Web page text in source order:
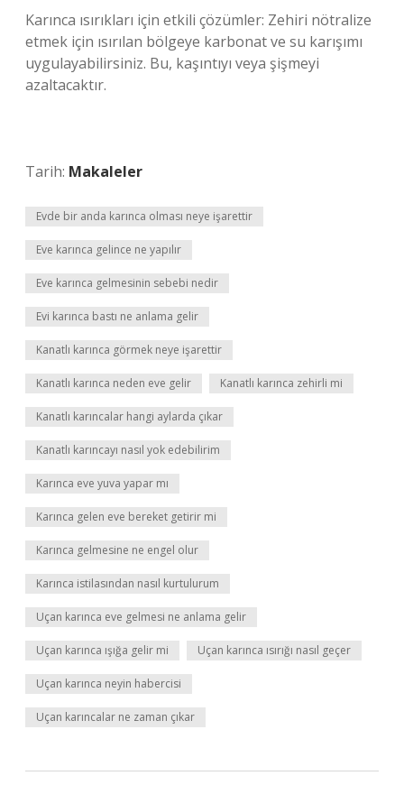
Karınca ısırıkları için etkili çözümler: Zehiri nötralize
etmek için ısırılan bölgeye karbonat ve su karışımı
uygulayabilirsiniz. Bu, kaşıntıyı veya şişmeyi
azaltacaktır.
Tarih: Makaleler
Evde bir anda karınca olması neye işarettir
Eve karınca gelince ne yapılır
Eve karınca gelmesinin sebebi nedir
Evi karınca bastı ne anlama gelir
Kanatlı karınca görmek neye işarettir
Kanatlı karınca neden eve gelir Kanatlı karınca zehirli mi
Kanatlı karıncalar hangi aylarda çıkar
Kanatlı karıncayı nasıl yok edebilirim
Karınca eve yuva yapar mı
Karınca gelen eve bereket getirir mi
Karınca gelmesine ne engel olur
Karınca istilasından nasıl kurtulurum
Uçan karınca eve gelmesi ne anlama gelir
Uçan karınca ışığa gelir mi Uçan karınca ısırığı nasıl geçer
Uçan karınca neyin habercisi
Uçan karıncalar ne zaman çıkar